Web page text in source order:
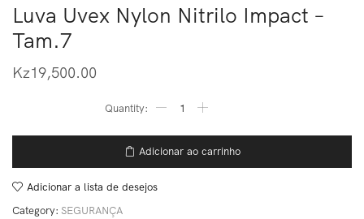
Luva Uvex Nylon Nitrilo Impact –
Tam.7
Kz19,500.00
Adicionar ao carrinho
Adicionar a lista de desejos
Category: SEGURANÇA